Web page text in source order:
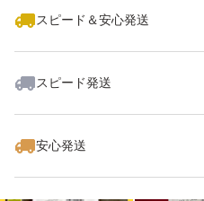
スピード＆安心発送
スピード発送
安心発送